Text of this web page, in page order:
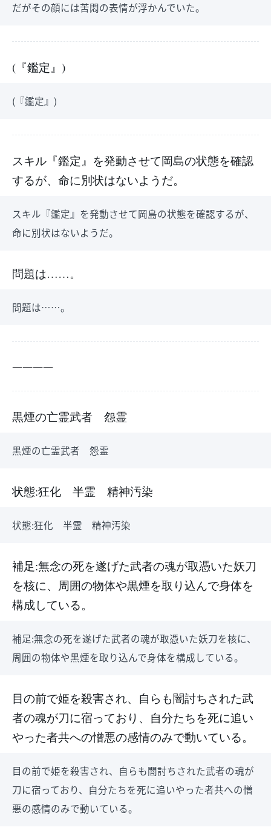
だがその顔には苦悶の表情が浮かんでいた。
(『鑑定』)
(『鑑定』)
スキル『鑑定』を発動させて岡島の状態を確認
するが、命に別状はないようだ。
スキル『鑑定』を発動させて岡島の状態を確認するが、
命に別状はないようだ。
問題は……。
問題は……。
――――
黒煙の亡霊武者 怨霊
黒煙の亡霊武者 怨霊
状態:狂化 半霊 精神汚染
状態:狂化 半霊 精神汚染
補足:無念の死を遂げた武者の魂が取憑いた妖刀
を核に、周囲の物体や黒煙を取り込んで身体を
構成している。
補足:無念の死を遂げた武者の魂が取憑いた妖刀を核に、
周囲の物体や黒煙を取り込んで身体を構成している。
目の前で姫を殺害され、自らも闇討ちされた武
者の魂が刀に宿っており、自分たちを死に追い
やった者共への憎悪の感情のみで動いている。
目の前で姫を殺害され、自らも闇討ちされた武者の魂が
刀に宿っており、自分たちを死に追いやった者共への憎
悪の感情のみで動いている。